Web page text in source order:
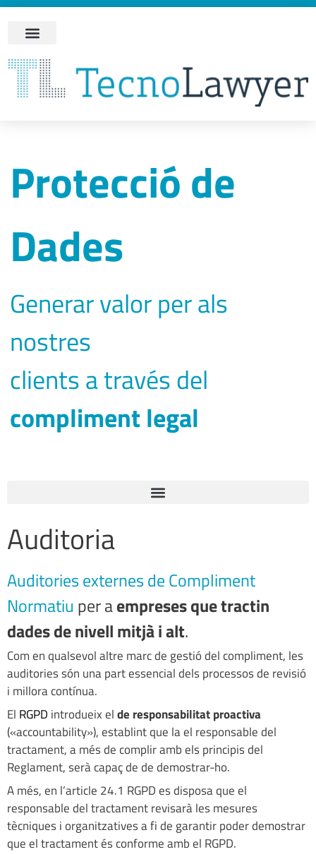
Protecció de
Dades
Generar valor per als
nostres
clients a través del
compliment legal
Auditoria
Auditories externes de Compliment
Normatiu per aempreses que tractin
dades de nivell mitjà i alt.
Com en qualsevol altre marc de gestió del compliment, les
auditories són una part essencial dels processos de revisió
i millora contínua.
El RGPD introdueix elde responsabilitat proactiva
(«accountability»), establint que la el responsable del
tractament, a més de complir amb els principis del
Reglament, serà capaç de de demostrar-ho.
A més, en l’article 24.1 RGPD es disposa que el
responsable del tractament revisarà les mesures
tècniques i organitzatives a fi de garantir poder demostrar
que el tractament és conforme amb el RGPD.